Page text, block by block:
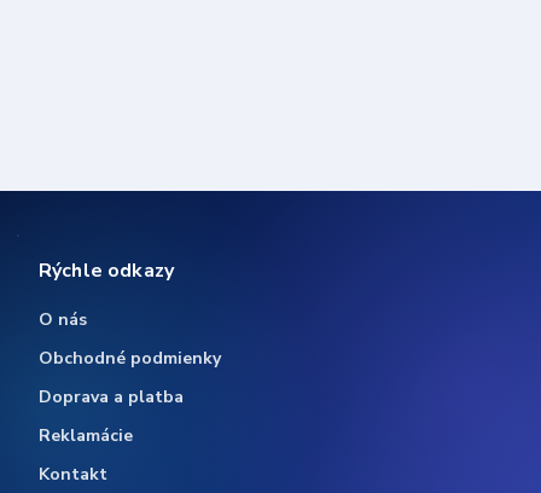
Rýchle odkazy
O nás
Obchodné podmienky
Doprava a platba
Reklamácie
Kontakt